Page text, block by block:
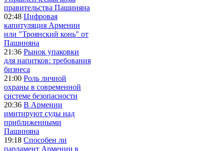
правительства Пашиняна
02:48 Цифровая
капитуляция Армении
или "Троянский конь" от
Пашиняна
21:36 Рынок упаковки
для напитков: требования
бизнеса
21:00 Роль личной
охраны в современной
системе безопасности
20:36 В Армении
имитируют суды над
приближенными
Пашиняна
19:18 Способен ли
парламент Армении в